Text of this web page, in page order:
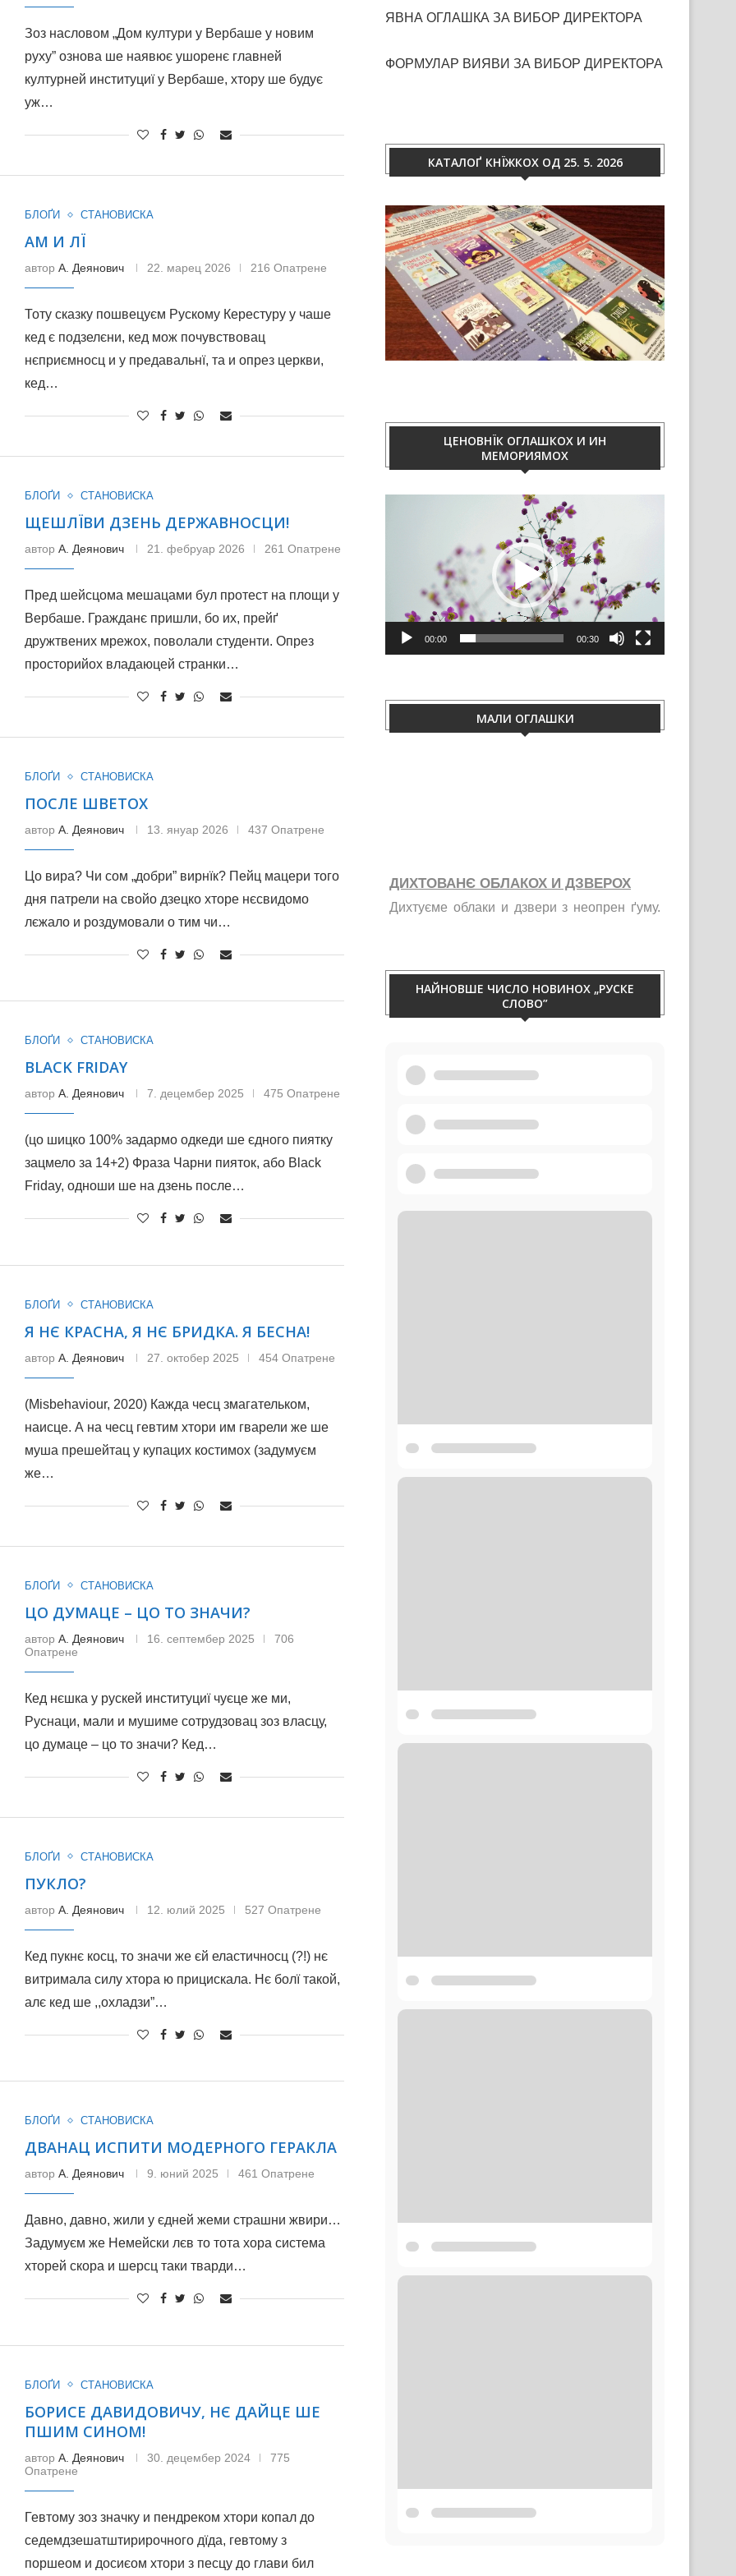
Зоз насловом „Дом култури у Вербаше у новим
руху” ознова ше наявює ушоренє главней
културней институциї у Вербаше, хтору ше будує
уж…
БЛОҐИ СТАНОВИСКА
АМ И ЛЇ
автор A. Деянович 22. марец 2026 216 Опатрене
Тоту сказку пошвецуєм Рускому Керестуру у чаше
кед є подзелєни, кед мож почувствовац
нєприємносц и у предавальнї, та и опрез церкви,
кед…
БЛОҐИ СТАНОВИСКА
ЩЕШЛЇВИ ДЗЕНЬ ДЕРЖАВНОСЦИ!
автор А. Деянович 21. фебруар 2026 261 Опатрене
Пред шейсцома мешацами бул протест на площи у
Вербаше. Гражданє пришли, бо их, прейґ
дружтвених мрежох, поволали студенти. Опрез
просторийох владаюцей странки…
БЛОҐИ СТАНОВИСКА
ПОСЛЕ ШВЕТОХ
автор А. Деянович 13. януар 2026 437 Опатрене
Цо вира? Чи сом „добри” вирнїк? Пейц мацери того
дня патрели на свойо дзецко хторе нєсвидомо
лєжало и роздумовали о тим чи…
БЛОҐИ СТАНОВИСКА
BLACK FRIDAY
автор А. Деянович 7. децембер 2025 475 Опатрене
(цо шицко 100% задармо одкеди ше єдного пиятку
зацмело за 14+2) Фраза Чарни пияток, або Black
Friday, одноши ше на дзень после…
БЛОҐИ СТАНОВИСКА
Я НЄ КРАСНА, Я НЄ БРИДКА. Я БЕСНА!
автор А. Деянович 27. октобер 2025 454 Опатрене
(Misbehaviour, 2020) Кажда чесц змагательком,
наисце. А на чесц гевтим хтори им гварели же ше
муша прешейтац у купацих костимох (задумуєм
же…
БЛОҐИ СТАНОВИСКА
ЦО ДУМАЦЕ – ЦО ТО ЗНАЧИ?
автор А. Деянович 16. септембер 2025
706
Опатрене
Кед нєшка у рускей институциї чуєце же ми,
Руснаци, мали и мушиме сотрудзовац зоз власцу,
цо думаце – цо то значи? Кед…
БЛОҐИ СТАНОВИСКА
ПУКЛО?
автор А. Деянович 12. юлий 2025 527 Опатрене
Кед пукнє косц, то значи же єй еластичносц (?!) нє
витримала силу хтора ю прицискала. Нє болї такой,
алє кед ше ,,охладзи”…
БЛОҐИ СТАНОВИСКА
ДВАНАЦ ИСПИТИ МОДЕРНОГО ГЕРАКЛА
автор А. Деянович 9. юний 2025 461 Опатрене
Давно, давно, жили у єдней жеми страшни жвири…
Задумуєм же Немейски лєв то тота хора система
хторей скора и шерсц таки тварди…
БЛОҐИ СТАНОВИСКА
БОРИСЕ ДАВИДОВИЧУ, НЄ ДАЙЦЕ ШЕ
ПШИМ СИНОМ!
автор А. Деянович 30. децембер 2024
775
Опатрене
Гевтому зоз значку и пендреком хтори копал до
седемдзешатштирирочного дїда, гевтому з
поршеом и досиєом хтори з песцу до глави бил
ЯВНА ОГЛАШКА ЗА ВИБОР ДИРЕКТОРА
ФОРМУЛАР ВИЯВИ ЗА ВИБОР ДИРЕКТОРА
КАТАЛОҐ КНЇЖКОХ ОД 25. 5. 2026
ЦЕНОВНЇК ОГЛАШКОХ И ИН
МЕМОРИЯМОХ
00:00 00:30
МАЛИ ОГЛАШКИ
Дихтуєме облаки и дзвери з неопрен ґуму.
Тирваца изолация од витру, жими, галайку и
НАЙНОВШЕ ЧИСЛО НОВИНОХ „РУСКЕ
СЛОВО”